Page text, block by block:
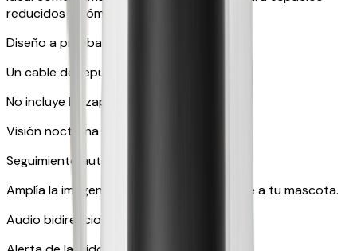
reducidos y cómoda para viajar.
Diseño a prueba de mascotas
Un cable de repuesto gratuito.
No incluye lanzapremios
Visión nocturna en color
Seguimiento automático
Amplía la imagen y sigue automáticamente a tu mascota.
Audio bidireccional en tiempo real